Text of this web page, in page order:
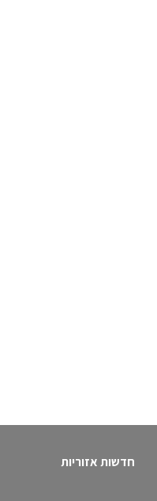
חדשות אזוריות